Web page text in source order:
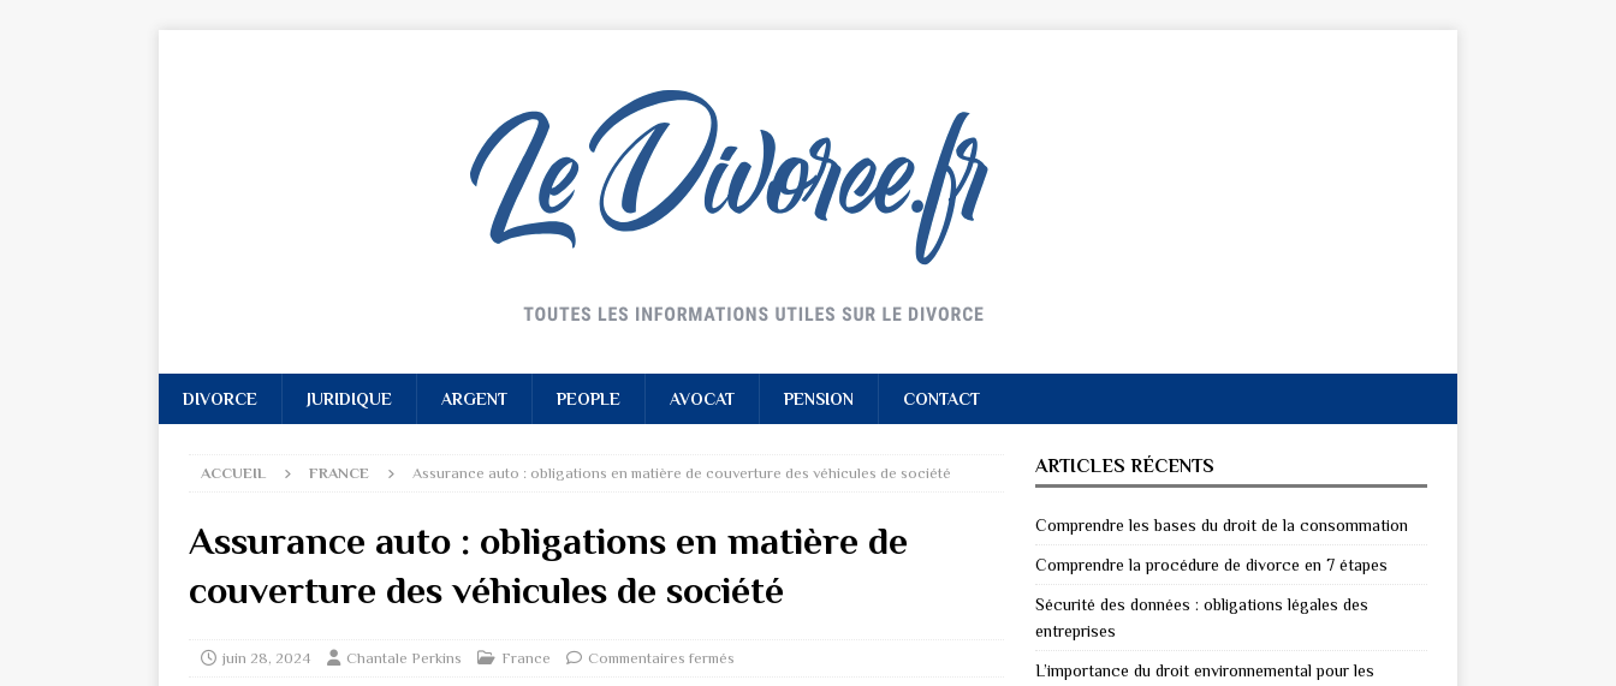
DIVORCE JURIDIQUE ARGENT PEOPLE AVOCAT PENSION CONTACT
ACCUEIL FRANCE Assurance auto : obligations en matière de couverture des véhicules de société
Assurance auto : obligations en matière de
couverture des véhicules de société
juin 28, 2024 Chantale Perkins France Commentaires fermés
ARTICLES RÉCENTS
Comprendre les bases du droit de la consommation
Comprendre la procédure de divorce en 7 étapes
Sécurité des données : obligations légales des
entreprises
L’importance du droit environnemental pour les